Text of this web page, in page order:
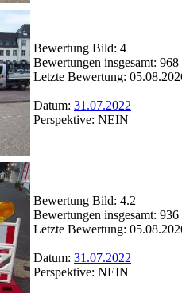
Bewertung Bild: 4
Bewertungen insgesamt: 968
Letzte Bewertung:
Datum: 31.07.2022
Perspektive: NEIN
Bewertung Bild: 4.2
Bewertungen insgesamt: 936
Letzte Bewertung:
Datum: 31.07.2022
Perspektive: NEIN